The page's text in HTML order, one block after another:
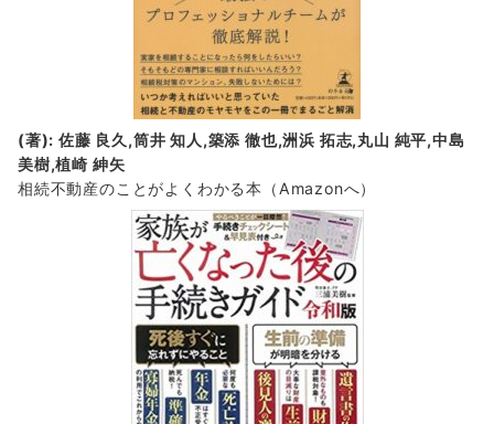
(著): 佐藤 良久,筒井 知人,築添 徹也,洲浜 拓志,丸山 純平,中島
美樹,植崎 紳矢
相続不動産のことがよくわかる本（Amazonへ）